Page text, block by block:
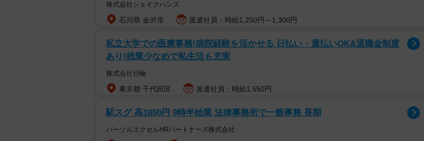
株式会社シェイクハンズ
石川県 金沢市 派遣社員：時給1,250円～1,300円
私立大学での医療事務!病院経験を活かせる 日払い・週払いOK&退職金制度
あり!残業少なめで私生活も充実
株式会社日輪
東京都 千代田区 派遣社員：時給1,550円
駅スグ 高1850円 9時半始業 法律事務所で一般事務 長期
パーソルエクセルHRパートナーズ株式会社